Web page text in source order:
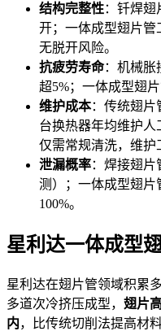
结构完整性：钎焊
开；一体成型翅片管
无脱开风险。
抗疲劳寿命：机械胀
超5%；一体成型翅
维护成本：传统翅片
台换热器年均维护人
仅需常规清洗，维护
泄漏概率：焊接翅片
测）；一体成型翅片
100%。
星利达一体成型
星利达在翅片管领域积累
多道次冷挤压成型， 翅片
内，比传统切削法提高材